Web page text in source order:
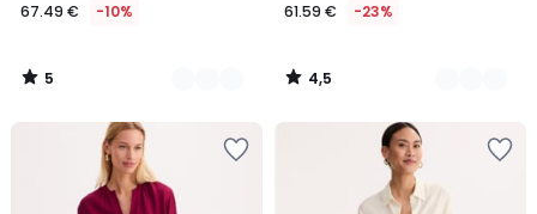
67.49 € -10%
5
/
61.59 € -23%
4,5
/